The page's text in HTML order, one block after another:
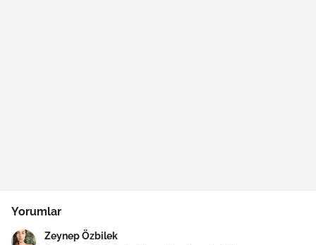
Yorumlar
Zeynep Özbilek